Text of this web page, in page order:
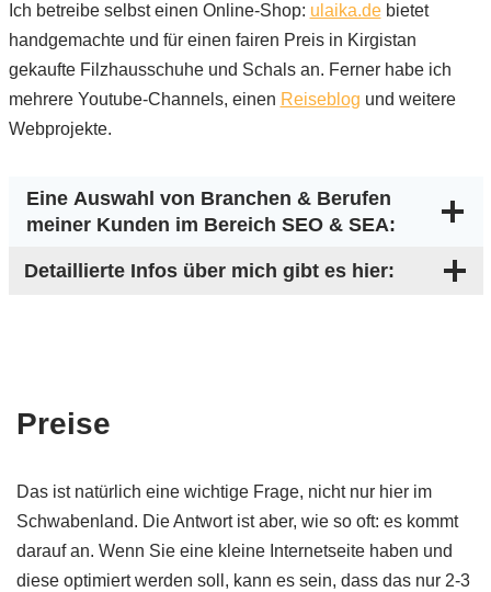
Ich betreibe selbst einen Online-Shop: ulaika.debietet
handgemachte und für einen fairen Preis in Kirgistan
gekaufte Filzhausschuhe und Schals an. Ferner habe ich
mehrere Youtube-Channels, einen Reiseblog und weitere
Webprojekte.
Eine Auswahl von Branchen & Berufen
meiner Kunden im Bereich SEO & SEA:
Detaillierte Infos über mich gibt es hier:
Preise
Das ist natürlich eine wichtige Frage, nicht nur hier im
Schwabenland. Die Antwort ist aber, wie so oft: es kommt
darauf an. Wenn Sie eine kleine Internetseite haben und
diese optimiert werden soll, kann es sein, dass das nur 2-3